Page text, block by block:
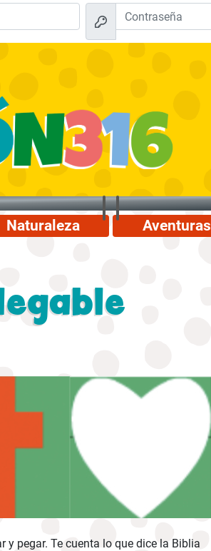
Naturaleza Aventuras
y pegar. Te cuenta lo que dice la Biblia